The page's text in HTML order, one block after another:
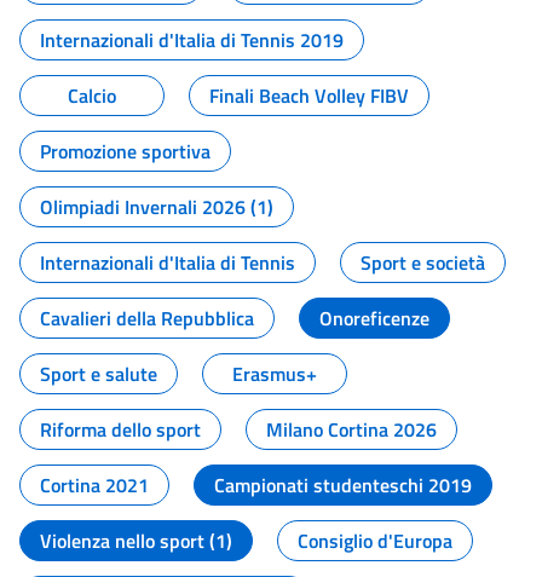
Internazionali d'Italia di Tennis 2019
Calcio
Finali Beach Volley FIBV
Promozione sportiva
Olimpiadi Invernali 2026 (1)
Internazionali d'Italia di Tennis
Sport e società
Cavalieri della Repubblica
Onoreficenze
Sport e salute
Erasmus+
Riforma dello sport
Milano Cortina 2026
Cortina 2021
Campionati studenteschi 2019
Violenza nello sport (1)
Consiglio d'Europa